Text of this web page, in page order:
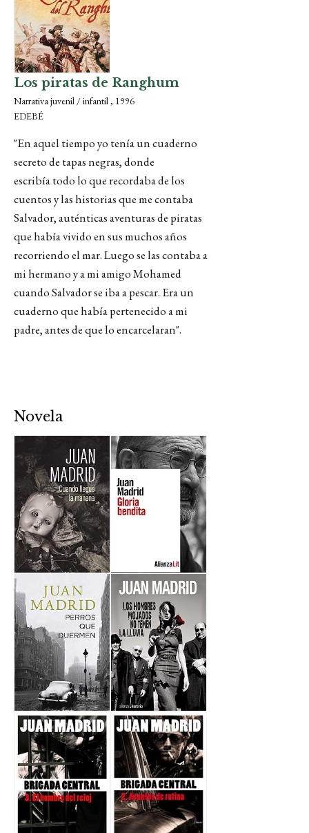
Los piratas de Ranghum
Narrativa juvenil / infantil , 1996
EDEBÉ
"En aquel tiempo yo tenía un cuaderno
secreto de tapas negras, donde
escribía todo lo que recordaba de los
cuentos y las historias que me contaba
Salvador, auténticas aventuras de piratas
que había vivido en sus muchos años
recorriendo el mar. Luego se las contaba a
mi hermano y a mi amigo Mohamed
cuando Salvador se iba a pescar. Era un
cuaderno que había pertenecido a mi
padre, antes de que lo encarcelaran".
Novela